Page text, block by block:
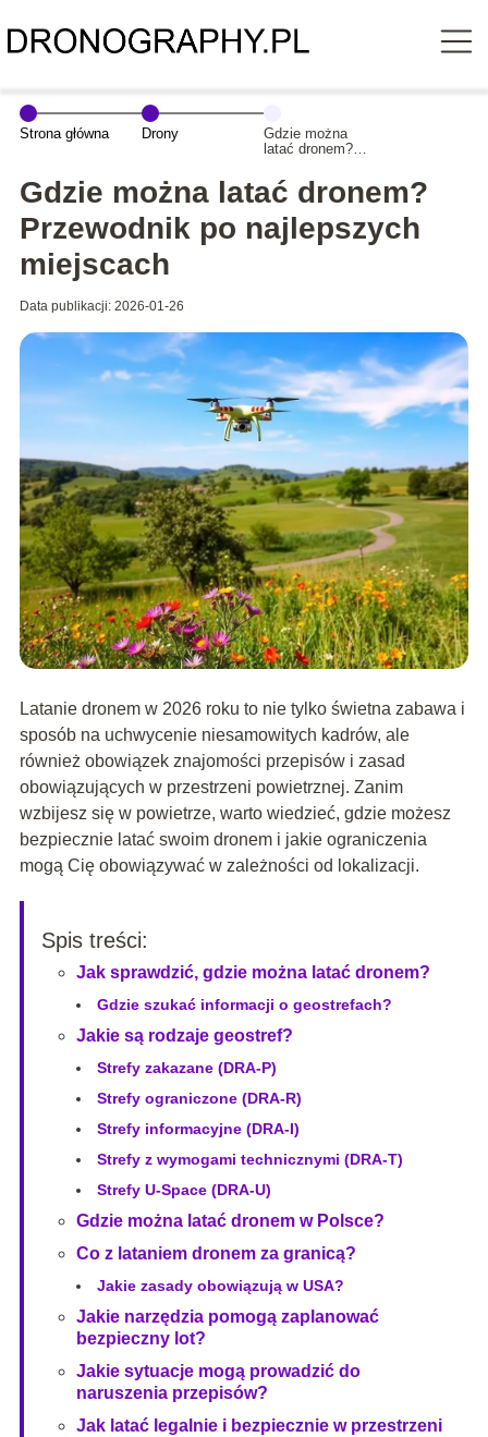
Strona główna Drony
Gdzie można
latać dronem?
najlepszych
miejscach
Gdzie można latać dronem?
Przewodnik po najlepszych
miejscach
Data publikacji: 2026-01-26
Latanie dronem w 2026 roku to nie tylko świetna zabawa i
sposób na uchwycenie niesamowitych kadrów, ale
również obowiązek znajomości przepisów i zasad
obowiązujących w przestrzeni powietrznej. Zanim
wzbijesz się w powietrze, warto wiedzieć, gdzie możesz
bezpiecznie latać swoim dronem i jakie ograniczenia
mogą Cię obowiązywać w zależności od lokalizacji.
Spis treści:
Jak sprawdzić, gdzie można latać dronem?
Gdzie szukać informacji o geostrefach?
Jakie są rodzaje geostref?
Strefy zakazane (DRA-P)
Strefy ograniczone (DRA-R)
Strefy informacyjne (DRA-I)
Strefy z wymogami technicznymi (DRA-T)
Strefy U-Space (DRA-U)
Gdzie można latać dronem w Polsce?
Co z lataniem dronem za granicą?
Jakie zasady obowiązują w USA?
Jakie narzędzia pomogą zaplanować
bezpieczny lot?
Jakie sytuacje mogą prowadzić do
naruszenia przepisów?
Jak latać legalnie i bezpiecznie w przestrzeni